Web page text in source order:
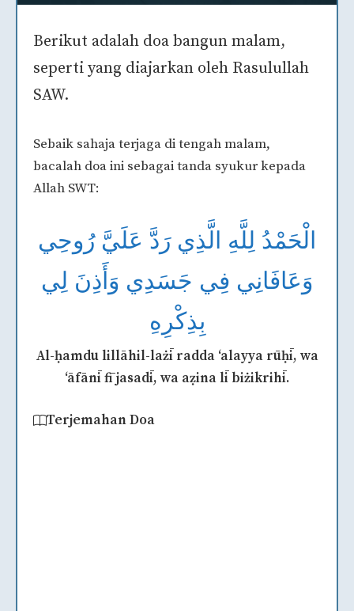
Berikut adalah doa bangun malam,
seperti yang diajarkan oleh Rasulullah
SAW.
Sebaik sahaja terjaga di tengah malam,
bacalah doa ini sebagai tanda syukur kepada
Allah SWT:
الْحَمْدُ لِلَّهِ الَّذِي رَدَّ عَلَيَّ رُوحِي
وَعَافَانِي فِي جَسَدِي وَأَذِنَ لِي
بِذِكْرِهِ
Al-ḥamdu lillāhil-lażī radda ‘alayya rūḥī, wa
‘āfānī fī jasadī, wa aẓina lī biżikrihī.
Terjemahan Doa